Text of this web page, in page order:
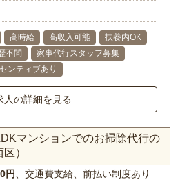
高時給 高収入可能
扶養内OK
不問
家事代行スタッフ募集
ンティブあり
人の詳細を見る
マンションでのお掃除代行の
）
円 、交通費支給、前払い制度あり